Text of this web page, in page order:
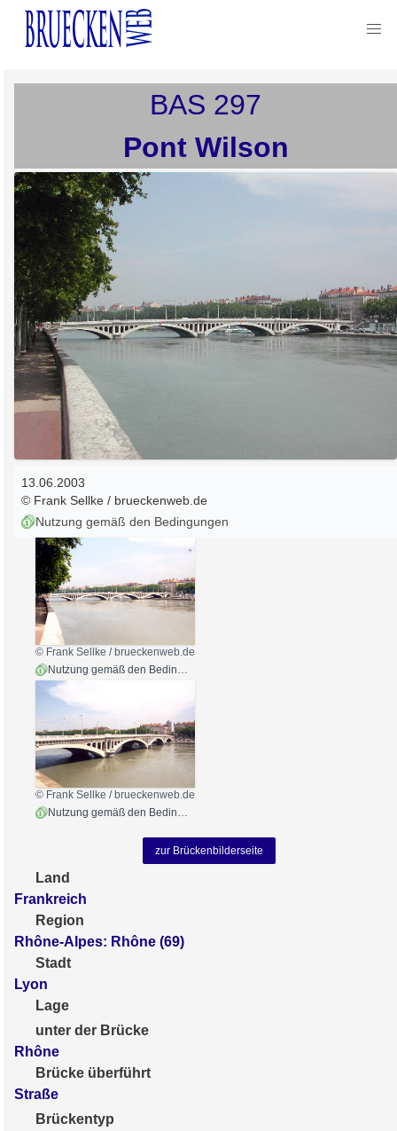
BAS 297
Pont Wilson
13.06.2003
© Frank Sellke / brueckenweb.de
Nutzung gemäß den Bedingungen
© Frank Sellke / brueckenweb.de
Nutzung gemäß den Bedingungen
© Frank Sellke / brueckenweb.de
Nutzung gemäß den Bedingungen
zur Brückenbilderseite
Land
Frankreich
Region
Rhône-Alpes: Rhône (69)
Stadt
Lyon
Lage
unter der Brücke
Rhône
Brücke überführt
Straße
Brückentyp